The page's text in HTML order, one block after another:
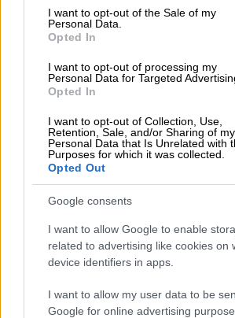
consent section.
I want to opt-out of the Sale of my
Personal Data.
Opted In
I want to opt-out of processing my
Personal Data for Targeted
Opted In
I want to opt-out of Collection, Use,
Retention, Sale, and/or Sharing of my
Personal Data that Is Unrelated with
Purposes for which it was collected.
Opted Out
Google consents
I want to allow Google to enable
related to advertising like cookies on
device identifiers in apps.
I want to allow my user data to be
Google for online advertising
Ελλάδα|19.05.2025 16:29
Σε κατάσταση έκτακτης
δήμος Μαντουδίου μετά
σεισμούς - Ο πρώτος
των ζημιών
Τα συναρμολόγησαν